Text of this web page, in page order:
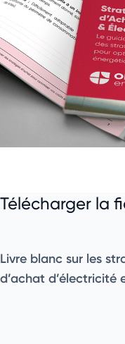
Télécharger la
Livre blanc sur les
d’achat d’électricité